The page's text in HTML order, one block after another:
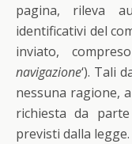
pagina, rileva
identificativi del
inviato,
navigazione‘). Tali
nessuna ragione,
richiesta da
previsti dalla legge.